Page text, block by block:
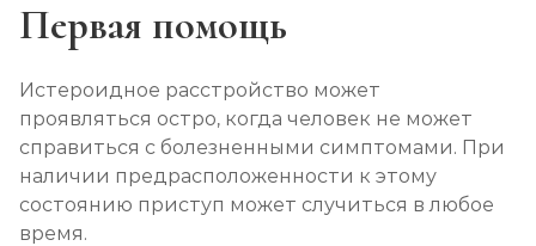
Первая помощь
Истероидное расстройство может
проявляться остро, когда человек не может
справиться с болезненными симптомами. При
наличии предрасположенности к этому
состоянию приступ может случиться в любое
время.